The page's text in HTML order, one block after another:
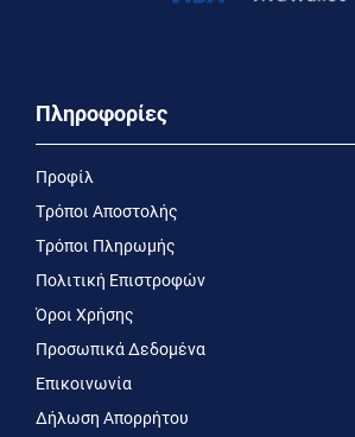
Πληροφορίες
Προφίλ
Τρόποι Αποστολής
Τρόποι Πληρωμής
Πολιτική Επιστροφών
Όροι Χρήσης
Προσωπικά Δεδομένα
Επικοινωνία
Δήλωση Απορρήτου